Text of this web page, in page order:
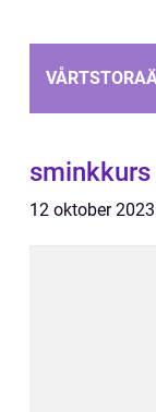
sminkkurs
12 oktober 2023